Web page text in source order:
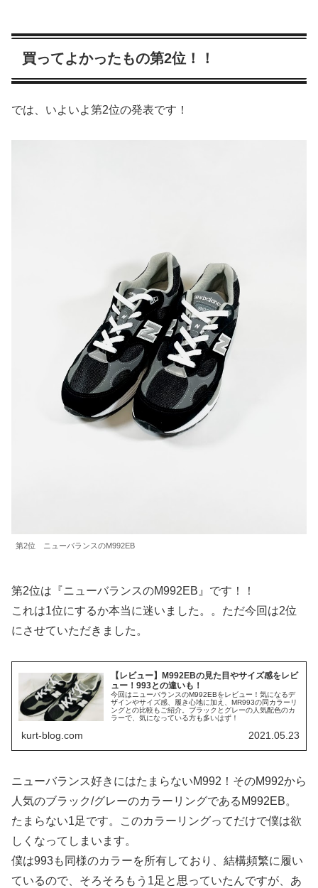
買ってよかったもの第2位！！
では、いよいよ第2位の発表です！
第2位 ニューバランスのM992EB
第2位は『ニューバランスのM992EB』です！！
これは1位にするか本当に迷いました。。ただ今回は2位
にさせていただきました。
【レビュー】M992EBの見た目やサイズ感をレビ
ュー！993との違いも！
今回はニューバランスのM992EBをレビュー！気になるデ
ザインやサイズ感、履き心地に加え、MR993の同カラーリ
ングとの比較もご紹介。ブラックとグレーの人気配色のカ
ラーで、気になっている方も多いはず！
kurt-blog.com 2021.05.23
ニューバランス好きにはたまらないM992！そのM992から
人気のブラック/グレーのカラーリングであるM992EB。
たまらない1足です。このカラーリングってだけで僕は欲
しくなってしまいます。
僕は993も同様のカラーを所有しており、結構頻繁に履い
ているので、そろそろもう1足と思っていたんですが、あ